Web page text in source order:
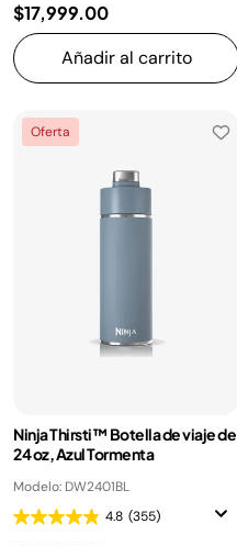
$17,999.00
Añadir al carrito
Oferta
Ninja Thirsti™ Botella de viaje de
24 oz, Azul Tormenta
Modelo: DW2401BL
4.8 (355)